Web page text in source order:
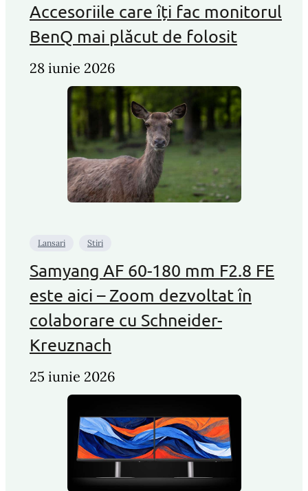
Accesoriile care îți fac monitorul
BenQ mai plăcut de folosit
28 iunie 2026
Lansari Stiri
Samyang AF 60-180 mm F2.8 FE
este aici – Zoom dezvoltat în
colaborare cu Schneider-
Kreuznach
25 iunie 2026